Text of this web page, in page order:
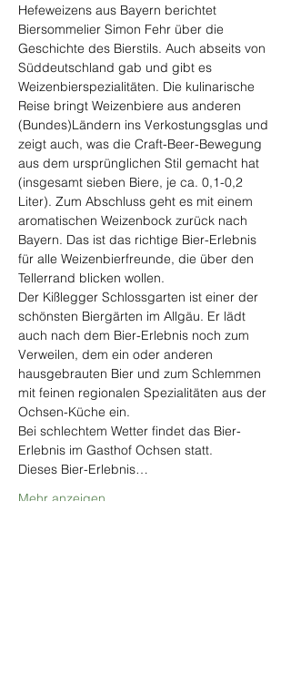
Hefeweizens aus Bayern berichtet
Biersommelier Simon Fehr über die
Geschichte des Bierstils. Auch abseits von
Süddeutschland gab und gibt es
Weizenbierspezialitäten. Die kulinarische
Reise bringt Weizenbiere aus anderen
(Bundes)Ländern ins Verkostungsglas und
zeigt auch, was die Craft-Beer-Bewegung
aus dem ursprünglichen Stil gemacht hat
(insgesamt sieben Biere, je ca. 0,1-0,2
Liter). Zum Abschluss geht es mit einem
aromatischen Weizenbock zurück nach
Bayern. Das ist das richtige Bier-Erlebnis
für alle Weizenbierfreunde, die über den
Tellerrand blicken wollen.
Der Kißlegger Schlossgarten ist einer der
schönsten Biergärten im Allgäu. Er lädt
auch nach dem Bier-Erlebnis noch zum
Verweilen, dem ein oder anderen
hausgebrauten Bier und zum Schlemmen
mit feinen regionalen Spezialitäten aus der
Ochsen-Küche ein.
Bei schlechtem Wetter findet das Bier-
Erlebnis im Gasthof Ochsen statt.
Dieses Bier-Erlebnis…
Mehr anzeigen